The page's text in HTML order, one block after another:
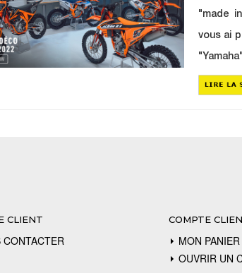
"made
vous ai
CLIENT
CONTACTER
COMPTE
MON PANIER
OUVRIR UN